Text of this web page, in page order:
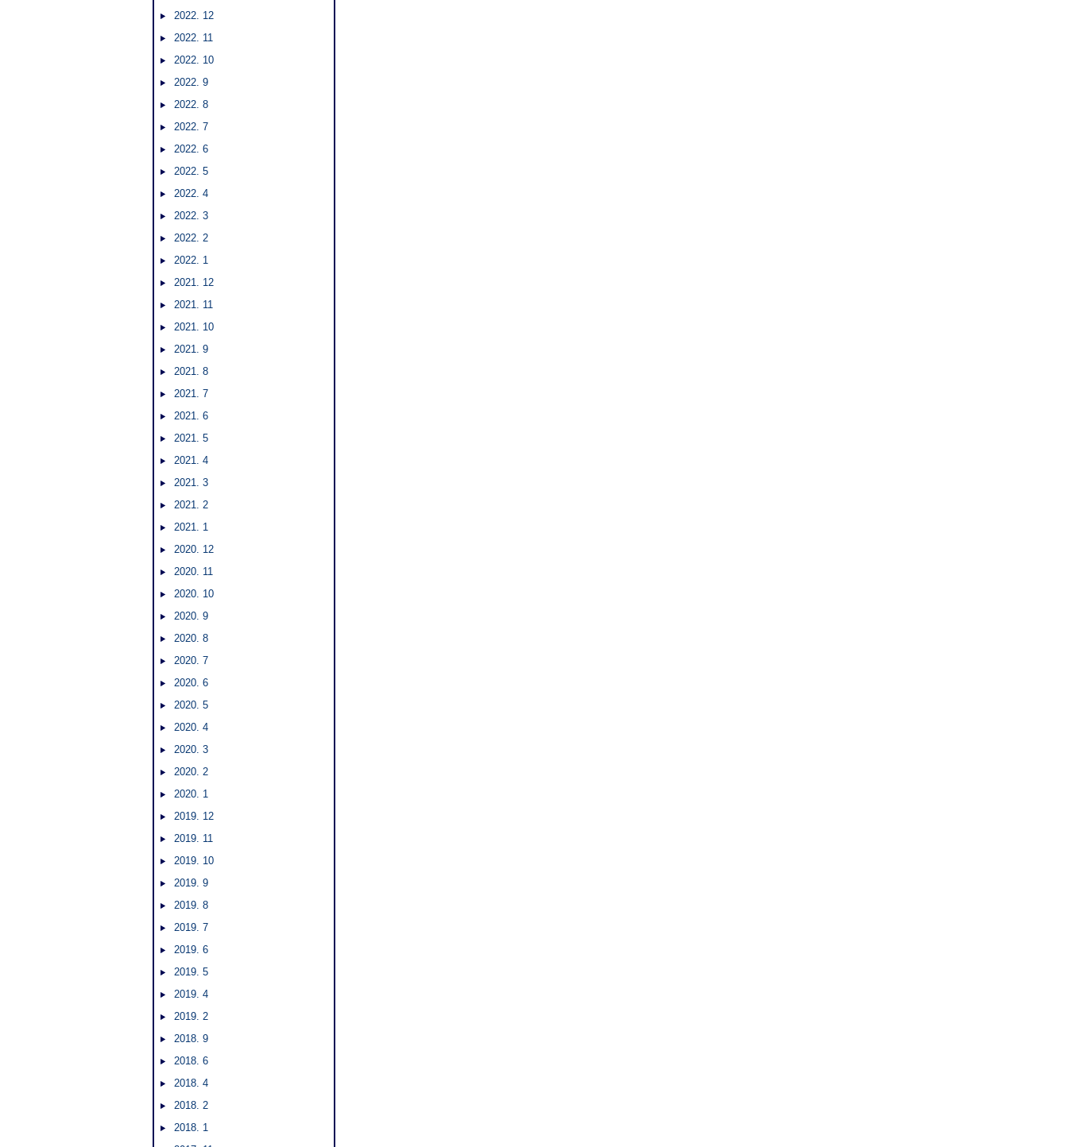
2022. 12
2022. 11
2022. 10
2022. 9
2022. 8
2022. 7
2022. 6
2022. 5
2022. 4
2022. 3
2022. 2
2022. 1
2021. 12
2021. 11
2021. 10
2021. 9
2021. 8
2021. 7
2021. 6
2021. 5
2021. 4
2021. 3
2021. 2
2021. 1
2020. 12
2020. 11
2020. 10
2020. 9
2020. 8
2020. 7
2020. 6
2020. 5
2020. 4
2020. 3
2020. 2
2020. 1
2019. 12
2019. 11
2019. 10
2019. 9
2019. 8
2019. 7
2019. 6
2019. 5
2019. 4
2019. 2
2018. 9
2018. 6
2018. 4
2018. 2
2018. 1